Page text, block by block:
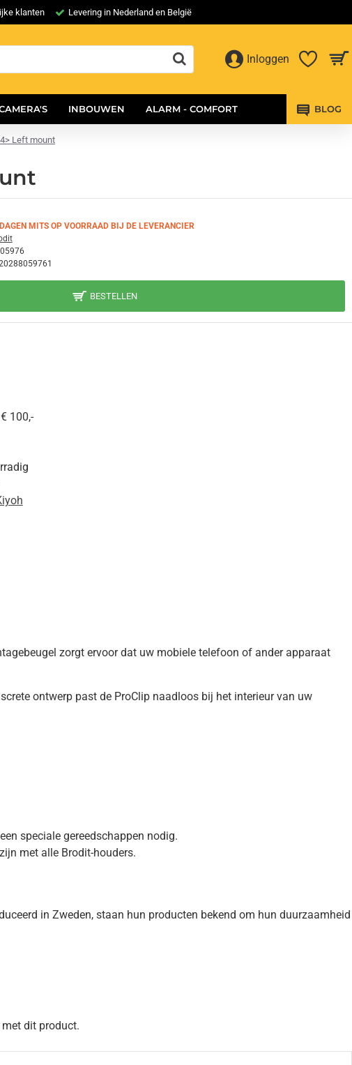
klanten Levering in Nederland en België
Inloggen
INBOUWEN ALARM - COMFORT BLOG
Left mount
MITS OP VOORRAAD BIJ DE LEVERANCIER
BESTELLEN
100,-
zorgt ervoor dat uw mobiele telefoon of ander apparaat
ontwerp past de ProClip naadloos bij het interieur van uw
speciale gereedschappen nodig.
met alle Brodit-houders.
in Zweden, staan hun producten bekend om hun duurzaamheid
dit product.